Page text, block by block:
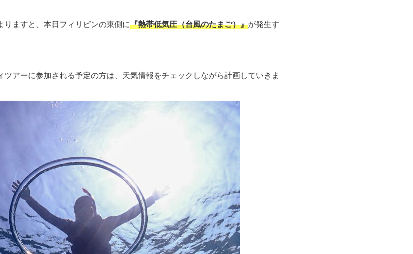
ますと、本日フィリピンの東側に『熱帯低気圧（台風のたまご）』が発生す
アーに参加される予定の方は、天気情報をチェックしながら計画していきま